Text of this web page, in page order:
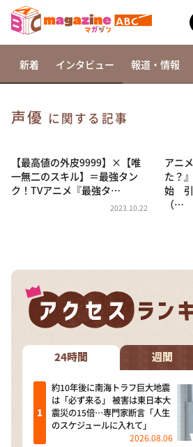
相席食堂
これ余談なんですけど・・・
～人生密着トークバラエティ！
（news おかえり）
DAIGOも台所 ～きょうの献立 何
本日はダイアンなり！シーズン２
朝だ！生です旅サラダ
教えて！ニュースライブ 正義の
ＬＩＦＥ～夢のカタチ～
新婚さんいらっしゃい！
新着 インタビュー 報道・情報
声優 に関する記事
【最高値の外皮9999】×【唯
一無二のスキル】＝最強タン
ク！TVアニメ『最強タ…
2023.10.22
アニ
た？
始 引
（…
24時間 週間
約10年後に南海トラフ巨大地震
は「必ず来る」 被害は東日本大
震災の15倍…専門家断言「人生
のスケジュールに入れて」
2026.08.06